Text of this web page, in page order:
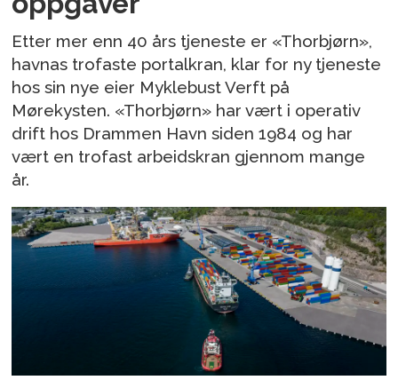
Etter mer enn 40 års tjeneste er «Thorbjørn»,
havnas trofaste portalkran, klar for ny tjeneste
hos sin nye eier Myklebust Verft på
Mørekysten. «Thorbjørn» har vært i operativ
drift hos Drammen Havn siden 1984 og har
vært en trofast arbeidskran gjennom mange
år.